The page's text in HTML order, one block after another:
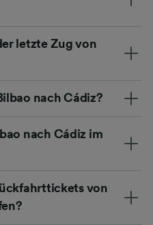
letzte Zug von
nach Cádiz?
nach Cádiz im
von